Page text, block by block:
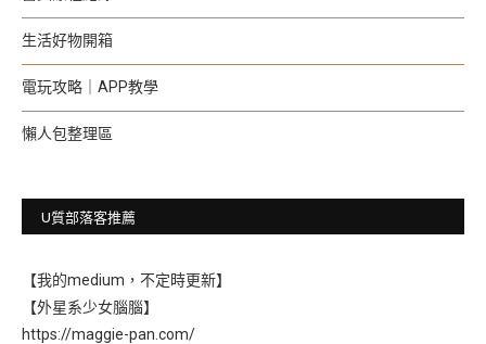
生活好物開箱
電玩攻略｜APP教學
懶人包整理區
U質部落客推薦
【我的medium，不定時更新】
【外星系少女腦腦】
https://maggie-pan.com/